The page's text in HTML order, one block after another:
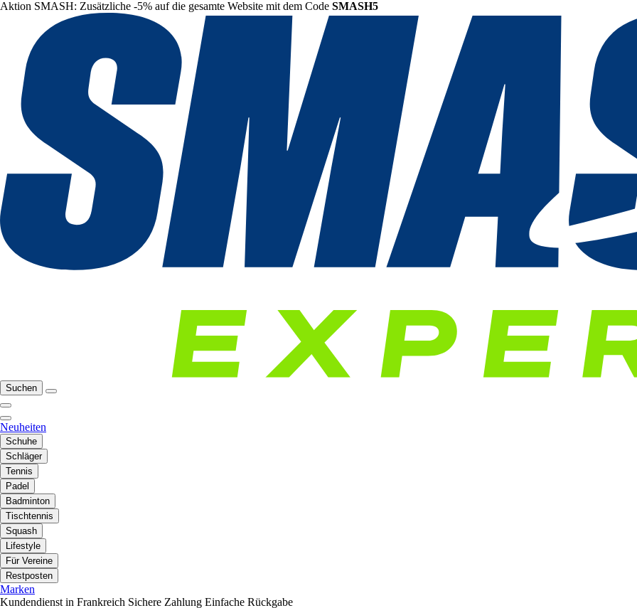
Aktion SMASH: Zusätzliche -5% auf die gesamte Website mit dem Code SMASH5
Suchen
Neuheiten
Schuhe
Schläger
Tennis
Padel
Badminton
Tischtennis
Squash
Lifestyle
Für Vereine
Restposten
Marken
Kundendienst in Frankreich Sichere Zahlung Einfache Rückgabe